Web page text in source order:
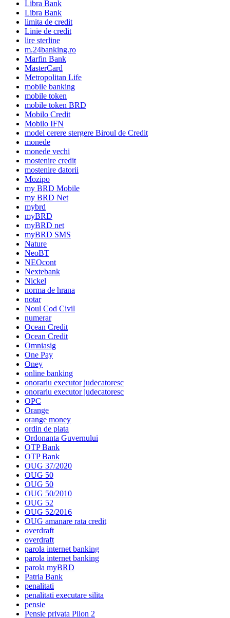
Libra Bank
Libra Bank
limita de credit
Linie de credit
lire sterline
m.24banking.ro
Marfin Bank
MasterCard
Metropolitan Life
mobile banking
mobile token
mobile token BRD
Mobilo Credit
Mobilo IFN
model cerere stergere Biroul de Credit
monede
monede vechi
mostenire credit
mostenire datorii
Mozipo
my BRD Mobile
my BRD Net
mybrd
myBRD
myBRD net
myBRD SMS
Nature
NeoBT
NEOcont
Nextebank
Nickel
norma de hrana
notar
Noul Cod Civil
numerar
Ocean Credit
Ocean Credit
Omniasig
One Pay
Oney
online banking
onorariu executor judecatoresc
onorariu executor judecatoresc
OPC
Orange
orange money
ordin de plata
Ordonanta Guvernului
OTP Bank
OTP Bank
OUG 37/2020
OUG 50
OUG 50
OUG 50/2010
OUG 52
OUG 52/2016
OUG amanare rata credit
overdraft
overdraft
parola internet banking
parola internet banking
parola myBRD
Patria Bank
penalitati
penalitati executare silita
pensie
Pensie privata Pilon 2